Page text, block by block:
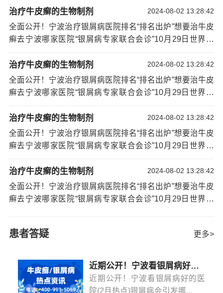
的使用木瓜治疗牛皮癣的形式为木瓜粥，主要组成成分是
木瓜1个，蜂蜜300毫升，生姜2克。木瓜洗净，去皮切
片，加水、蜂蜜、姜煮沸，改用文火再煮10分钟，喝汤吃
木瓜。另外，木瓜还可台起到丰胸的效果，对于爱美的女
重获健康皮肤，我院将于2023年10月28——10月29日开展
“银屑病名医联合会诊·暨[详情]
治疗牛皮癣的生物制剂 2024-08-02 13:28:42
全面公开！宁波治疗银屑病医院排名“排名出炉”想要治牛皮
癣去宁波哪家医院“银屑病专家联合会诊”10月29日世界银
重获健康皮肤，我院将于2023年10月28——10月29日开展
“银屑病名医联合会诊·暨[详情]
治疗牛皮癣的生物制剂 2024-08-02 13:28:42
全面公开！宁波治疗银屑病医院排名“排名出炉”想要治牛皮
癣去宁波哪家医院“银屑病专家联合会诊”10月29日世界银
重获健康皮肤，我院将于2023年10月28——10月29日开展
“银屑病名医联合会诊·暨[详情]
治疗牛皮癣的生物制剂 2024-08-02 13:28:42
全面公开！宁波治疗银屑病医院排名“排名出炉”想要治牛皮
癣去宁波哪家医院“银屑病专家联合会诊”10月29日世界银
重获健康皮肤，我院将于2023年10月28——10月29日开展
“银屑病名医联合会诊·暨[详情]
治疗牛皮癣的生物制剂 2024-08-02 13:28:42
全面公开！宁波治疗银屑病医院排名“排名出炉”想要治牛皮
癣去宁波哪家医院“银屑病专家联合会诊”10月29日世界银
“银屑病名医联合会诊·暨
患者答疑 更多>
近期公开！宁波看银屑病好的医院(2月热点)银屑病会引发哪些并发症？
近期公开！宁波看银屑病好的医
院(2月热点)银屑病会引发哪...